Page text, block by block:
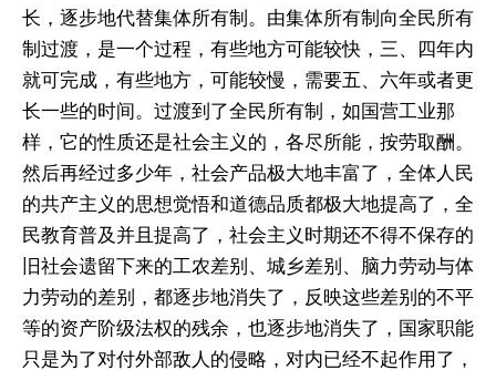
长，逐步地代替集体所有制。由集体所有制向全民所有
制过渡，是一个过程，有些地方可能较快，三、四年内
就可完成，有些地方，可能较慢，需要五、六年或者更
长一些的时间。过渡到了全民所有制，如国营工业那
样，它的性质还是社会主义的，各尽所能，按劳取酬。
然后再经过多少年，社会产品极大地丰富了，全体人民
的共产主义的思想觉悟和道德品质都极大地提高了，全
民教育普及并且提高了，社会主义时期还不得不保存的
旧社会遗留下来的工农差别、城乡差别、脑力劳动与体
力劳动的差别，都逐步地消失了，反映这些差别的不平
等的资产阶级法权的残余，也逐步地消失了，国家职能
只是为了对付外部敌人的侵略，对内已经不起作用了，